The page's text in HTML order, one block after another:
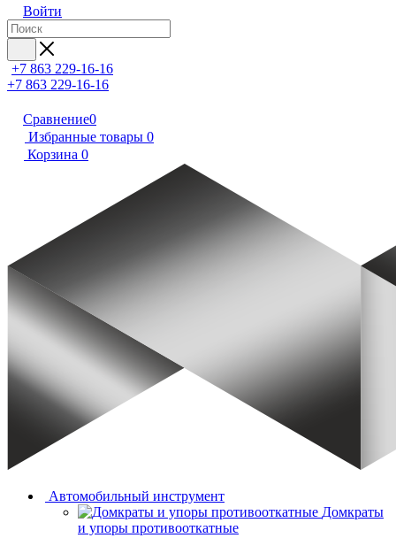
Войти
+7 863 229-16-16
+7 863 229-16-16
Сравнение0
Избранные товары 0
Корзина 0
Автомобильный инструмент
Домкраты
и упоры противооткатные